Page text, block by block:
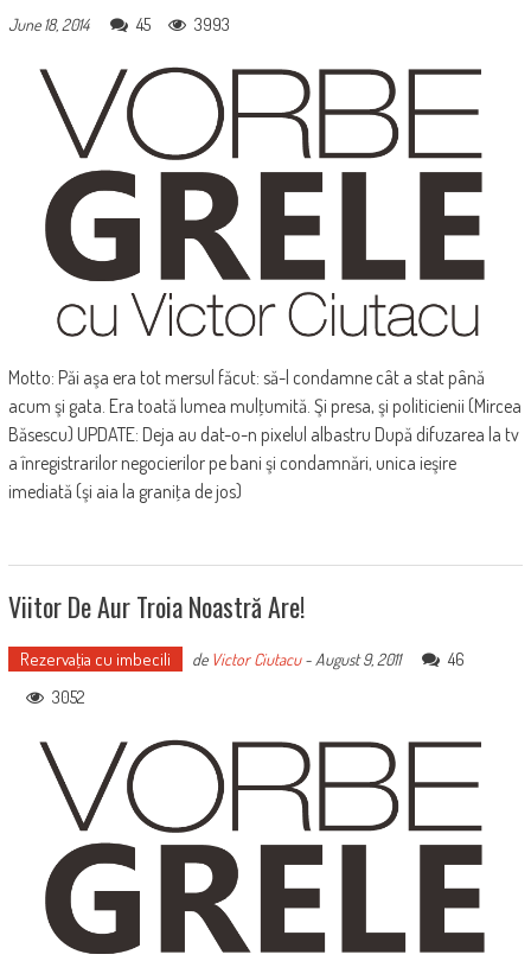
June 18, 2014
45 3993
Motto: Păi aşa era tot mersul făcut: să-l condamne cât a stat până
acum şi gata. Era toată lumea mulţumită. Şi presa, şi politicienii (Mircea
Băsescu) UPDATE: Deja au dat-o-n pixelul albastru După difuzarea la tv
a înregistrarilor negocierilor pe bani şi condamnări, unica ieşire
imediată (şi aia la graniţa de jos)
Viitor De Aur Troia Noastră Are!
Rezervaţia cu imbecili de Victor Ciutacu-August 9, 2011
46
3052